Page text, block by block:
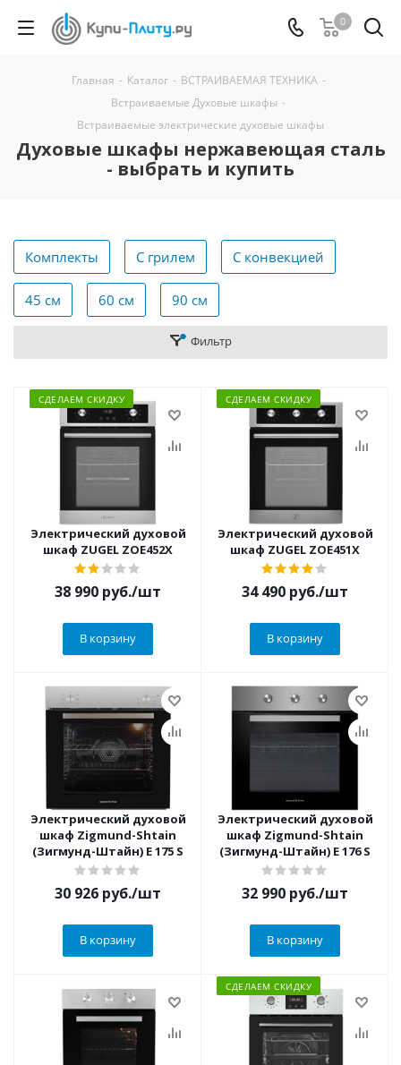
0
Главная - Каталог - ВСТРАИВАЕМАЯ ТЕХНИКА -
Встраиваемые Духовые шкафы -
Встраиваемые электрические духовые шкафы
Духовые шкафы нержавеющая сталь
- выбрать и купить
Комплекты С грилем С конвекцией
45 см 60 см 90 см
Фильтр
СДЕЛАЕМ СКИДКУ
Электрический духовой
шкаф ZUGEL ZOE452X
38 990 руб./шт
В корзину
СДЕЛАЕМ СКИДКУ
Электрический духовой
шкаф ZUGEL ZOE451X
34 490 руб./шт
В корзину
Электрический духовой
шкаф Zigmund-Shtain
(Зигмунд-Штайн) E 175 S
30 926 руб./шт
В корзину
Электрический духовой
шкаф Zigmund-Shtain
(Зигмунд-Штайн) E 176 S
32 990 руб./шт
В корзину
СДЕЛАЕМ СКИДКУ